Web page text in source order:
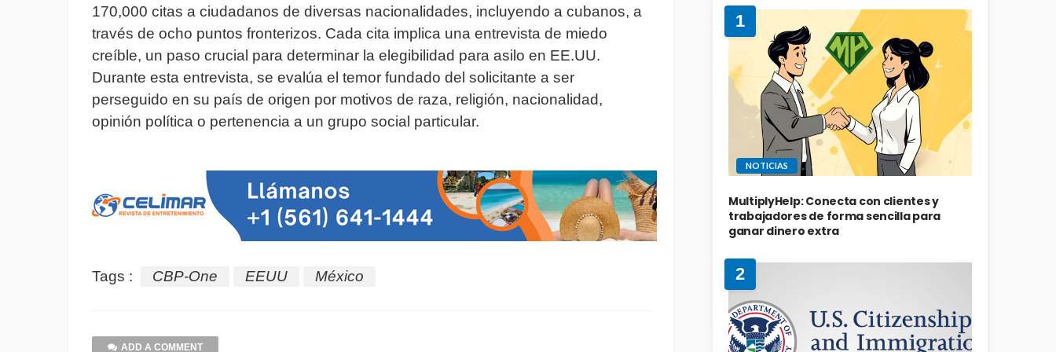
170,000 citas a ciudadanos de diversas nacionalidades, incluyendo a cubanos, a
través de ocho puntos fronterizos. Cada cita implica una entrevista de miedo
creíble, un paso crucial para determinar la elegibilidad para asilo en EE.UU.
Durante esta entrevista, se evalúa el temor fundado del solicitante a ser
perseguido en su país de origen por motivos de raza, religión, nacionalidad,
opinión política o pertenencia a un grupo social particular.
Tags : CBP-One EEUU México
ADD A COMMENT
1
NOTICIAS
MultiplyHelp: Conecta con clientes y
trabajadores de forma sencilla para
ganar dinero extra
2